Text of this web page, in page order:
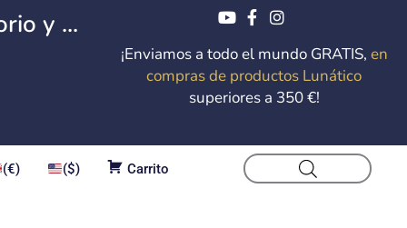
y ...
¡Enviamos a todo el mundo GRATIS, en
compras de productos Lunático
superiores a 350 €!
(€) ($) Carrito